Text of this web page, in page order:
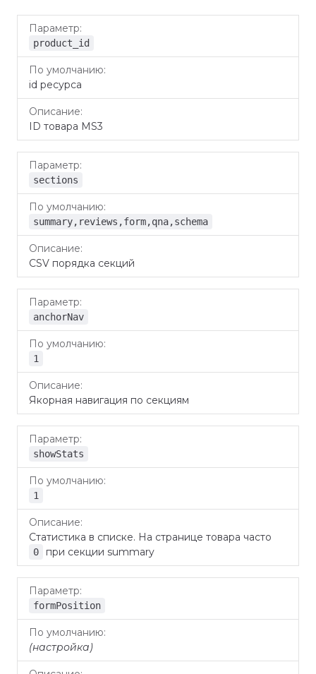
Параметр
product_id
id ресурса
ID товара MS3
sections
summary,reviews,form,qna,schema
CSV порядка секций
anchorNav
1
Якорная навигация по секциям
showStats
1
Статистика в списке. На странице товара часто
0 при секции summary
formPosition
(настройка)